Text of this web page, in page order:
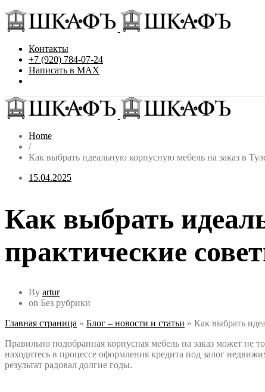
Контакты
+7 (920) 784-07-24
Написать в MAX
Home
/
Как выбрать идеальную корпусную мебель на заказ в
15.04.2025
Как выбрать
практические
By artur
on Без рубрики
Главная страница » Блог – новости и статьи » Как выбрать
Правильно подобранная корпусная мебель на заказ может не
находитесь в процессе оформления кредита под залог
результат радовал долгие годы.